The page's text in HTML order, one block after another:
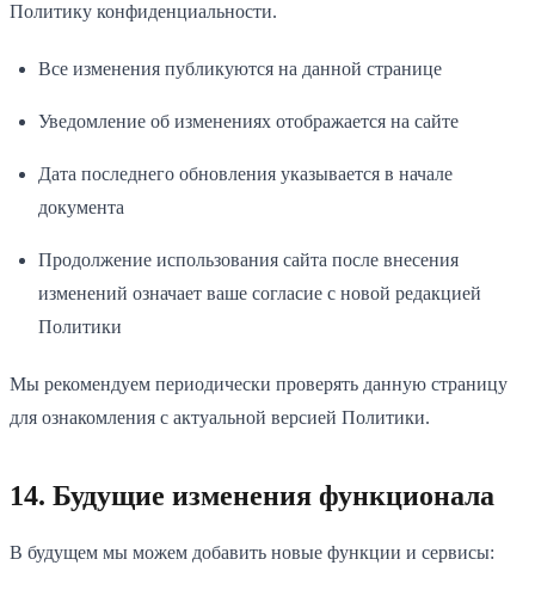
Политику конфиденциальности.
Все изменения публикуются на данной странице
Уведомление об изменениях отображается на сайте
Дата последнего обновления указывается в начале
документа
Продолжение использования сайта после внесения
изменений означает ваше согласие с новой редакцией
Политики
Мы рекомендуем периодически проверять данную страницу
для ознакомления с актуальной версией Политики.
14. Будущие изменения функционала
В будущем мы можем добавить новые функции и сервисы: